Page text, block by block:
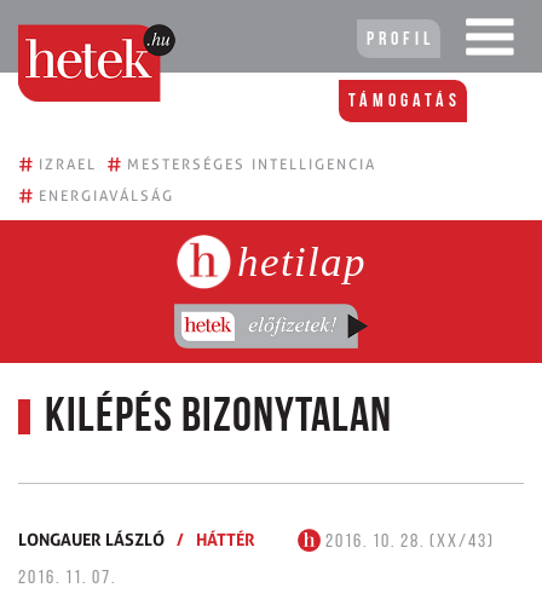
Profil
Támogatás
# IZRAEL # MESTERSÉGES INTELLIGENCIA
# ENERGIAVÁLSÁG
hetilap
Kilépés bizonytalan
LONGAUER LÁSZLÓ / HÁTTÉR
2016. 10. 28. (XX/43)
2016. 11. 07.